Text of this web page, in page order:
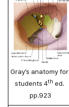
Gray’s anatomy for
students 4th ed.
pp.923